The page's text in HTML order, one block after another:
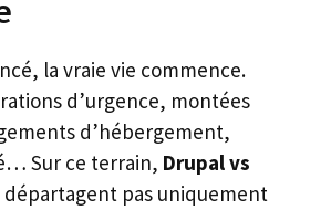
la vraie vie commence.
d’urgence, montées
d’hébergement,
Sur ce terrain, Drupal vs
départagent pas uniquement